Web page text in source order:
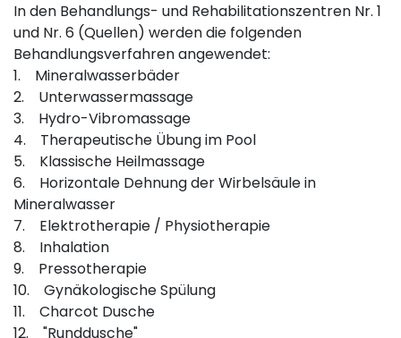
In den Behandlungs- und Rehabilitationszentren Nr. 1
und Nr. 6 (Quellen) werden die folgenden
Behandlungsverfahren angewendet:
1. Mineralwasserbäder
2. Unterwassermassage
3. Hydro-Vibromassage
4. Therapeutische Übung im Pool
5. Klassische Heilmassage
6. Horizontale Dehnung der Wirbelsäule in
Mineralwasser
7. Elektrotherapie / Physiotherapie
8. Inhalation
9. Pressotherapie
10. Gynäkologische Spülung
11. Charcot Dusche
12. "Runddusche"